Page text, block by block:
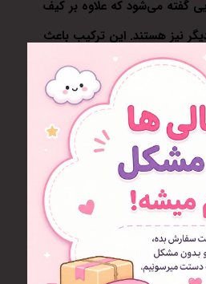
گفته می‌شود که علاوه بر کیف
نیز هستند. این ترکیب باعث
نیاز خود را با ظاهری هماهنگ
کیف غذا با همان طرح و رنگ کیف
و زیبا را تشکیل می‌دهند.